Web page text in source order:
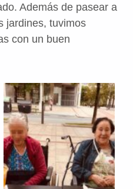
Además de pasear a
jardines, tuvimos
con un buen